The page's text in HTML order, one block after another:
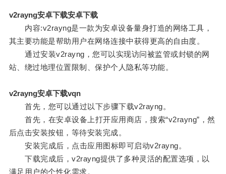
v2rayng安卓下载安卓下载
内容:v2rayng是一款为安卓设备量身打造的网络工具，
其主要功能是帮助用户在网络连接中获得更高的自由度。
通过安装v2rayng，您可以实现访问被监管或封锁的网
站、绕过地理位置限制、保护个人隐私等功能。
v2rayng安卓下载vqn
首先，您可以通过以下步骤下载v2rayng。
首先，在安卓设备上打开应用商店，搜索“v2rayng”，然
后点击安装按钮，等待安装完成。
安装完成后，点击应用图标即可启动v2rayng。
下载完成后，v2rayng提供了多种灵活的配置选项，以
满足用户的个性化需求。